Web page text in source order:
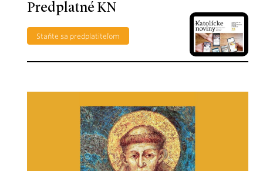
Predplatné KN
Staňte sa predplatiteľom